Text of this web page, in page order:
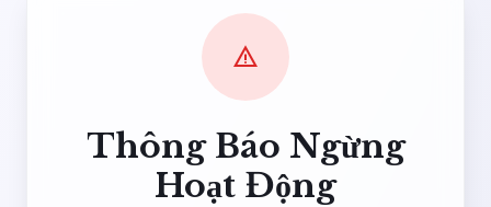
warning
Thông Báo Ngừng
Hoạt Động